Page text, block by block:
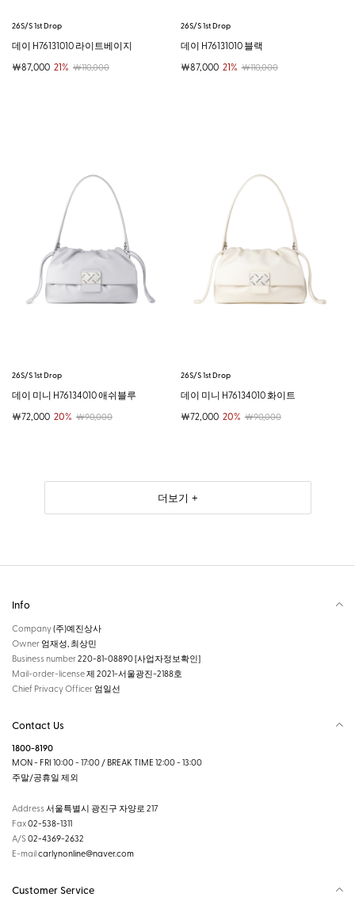
26S/S 1st Drop
데이 H76131010 라이트베이지
￦87,000 21% ￦110,000
26S/S 1st Drop
데이 H76131010 블랙
￦87,000 21% ￦110,000
26S/S 1st Drop
데이 미니 H76134010 애쉬블루
￦72,000 20% ￦90,000
26S/S 1st Drop
데이 미니 H76134010 화이트
￦72,000 20% ￦90,000
더보기 +
Info
Company(주)예진상사
Owner 엄재성, 최상민
Business number220-81-08890[사업자정보확인]
Mail-order-license제 2021-서울광진-2188호
Chief Privacy Officer 엄일선
Contact Us
1800-8190
MON - FRI 10:00 - 17:00 / BREAK TIME 12:00 - 13:00
주말/공휴일 제외
Address서울특별시 광진구 자양로 217
Fax02-538-1311
A/S02-4369-2632
E-mailcarlynonline@naver.com
Customer Service